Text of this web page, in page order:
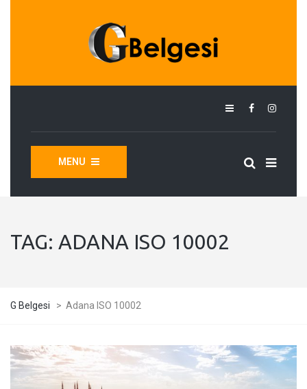
MENU
TAG: ADANA ISO 10002
G Belgesi > Adana ISO 10002